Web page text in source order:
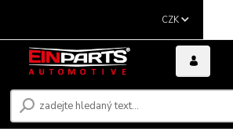
CZK